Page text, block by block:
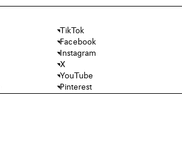
TikTok
Facebook
Instagram
X
YouTube
Pinterest